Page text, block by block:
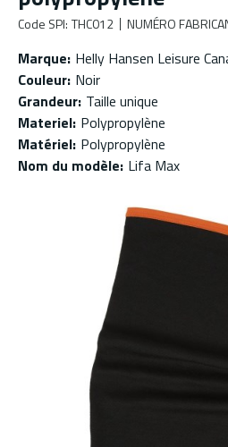
Code SPI: THC012 NUMÉRO
Marque: Helly Hansen Leisure
Couleur: Noir
Grandeur: Taille unique
Materiel: Polypropylène
Matériel: Polypropylène
Nom du modèle: Lifa Max